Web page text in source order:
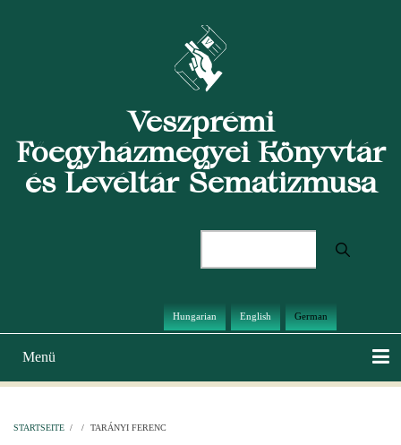
Veszprémi
Főegyházmegyei Könyvtár
és Levéltár Sematizmusa
Hungarian English German
Hauptnavigation
Menü
STARTSEITE / / TARÁNYI FERENC